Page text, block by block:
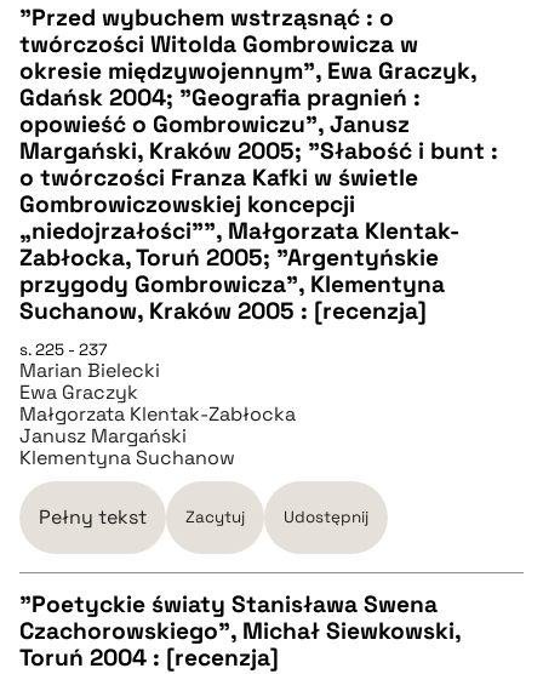
CZYSTY TEKST
pobierz cytat
BIBTEX
pobierz cytat
"Przed wybuchem wstrząsnąć : o
twórczości Witolda Gombrowicza w
okresie międzywojennym", Ewa Graczyk,
Gdańsk 2004; "Geografia pragnień :
opowieść o Gombrowiczu", Janusz
Margański, Kraków 2005; "Słabość i bunt :
o twórczości Franza Kafki w świetle
Gombrowiczowskiej koncepcji
„niedojrzałości”", Małgorzata Klentak-
Zabłocka, Toruń 2005; "Argentyńskie
przygody Gombrowicza", Klementyna
Suchanow, Kraków 2005 : [recenzja]
s. 225 - 237
Marian Bielecki
Ewa Graczyk
Małgorzata Klentak-Zabłocka
Janusz Margański
Klementyna Suchanow
Pełny tekst Zacytuj Udostępnij
CZYSTY TEKST
"Poetyckie światy Stanisława Swena
Czachorowskiego", Michał Siewkowski,
Toruń 2004 : [recenzja]